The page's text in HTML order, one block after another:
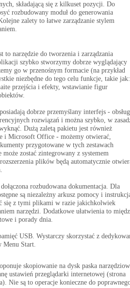
składającą się z kilkuset pozycji. Do
rozbudowany moduł do generowania
zalety to łatwe zarządzanie stylem
to narzędzie do tworzenia i zarządzania
szybko stworzymy dobrze wyglądający
go w przenośnym formacie (na przykład
niezbędne do tego celu funkcje, takie jak:
przejścia i efekty, wstawianie figur
dobrze przemyślany interfejs -
rozwiązań i można szybko, w
Dużą zaletą pakietu jest również
i Microsoft Office - możemy otwierać,
przygotowane w tych zestawach
zostać zintegrowany z systemem
plików będą automatycznie
rozbudowana dokumentacja. Dla
są niezależny arkusz pomocy i
się z tymi plikami w razie jakichkolwiek
narzędzi. Dodatkowe ułatwienia to
i porady dnia.
USB. Wystarczy skorzystać z
Menu Start.
skopiowanie na dysk paska
ustawień przeglądarki internetowej (strona
Nie są to operacje konieczne do